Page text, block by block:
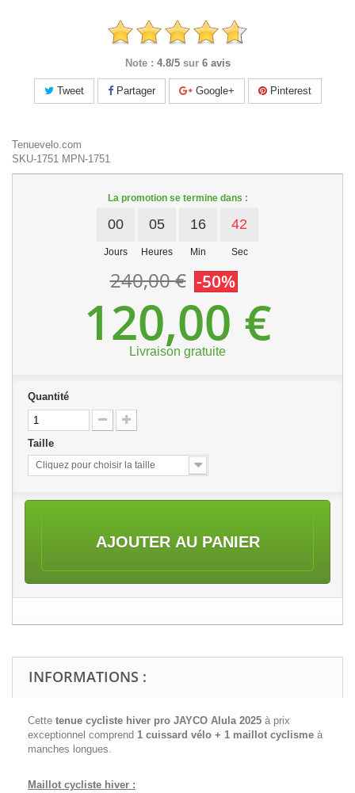
Note : 4.8/5 sur 6 avis
Tweet Partager Google+ Pinterest
Tenuevelo.com
SKU-1751 MPN-1751
La promotion se termine dans :
00
Jours
05
Heures
16
Min
42
Sec
240,00 € -50%
120,00 €
Livraison gratuite
Quantité
Taille
Cliquez pour choisir la taille
AJOUTER AU PANIER
INFORMATIONS :
Cette tenue cycliste hiver pro JAYCO Alula 2025 à prix
exceptionnel comprend 1 cuissard vélo + 1 maillot cyclisme à
manches longues.
Maillot cycliste hiver :